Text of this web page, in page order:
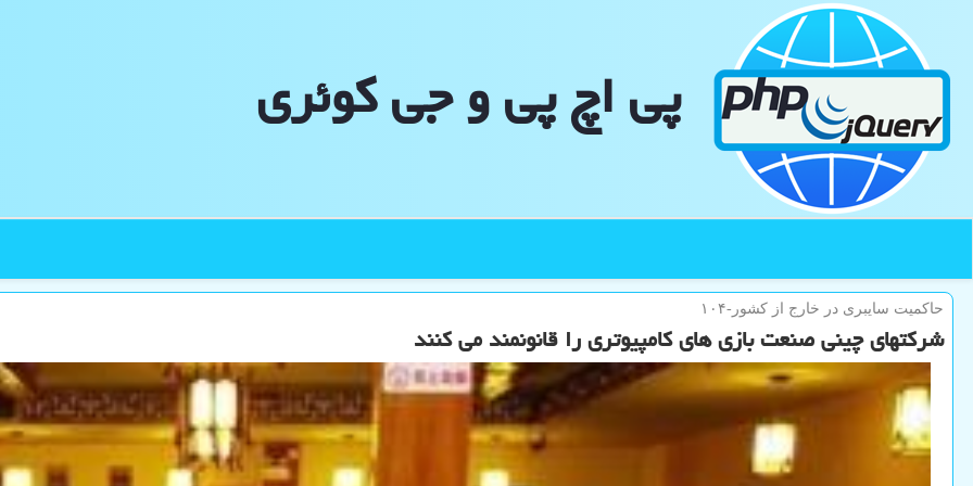
پی اچ پی و جی كوئری
حاكمیت سایبری در خارج از كشور-۱۰۴
شرکتهای چینی صنعت بازی های کامپیوتری را قانونمند می کنند